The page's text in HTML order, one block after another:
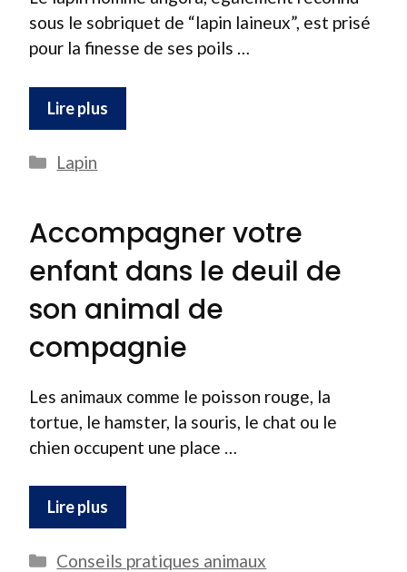
sous le sobriquet de “lapin laineux”, est prisé
pour la finesse de ses poils …
Lire plus
Catégories
Lapin
Accompagner votre
enfant dans le deuil de
son animal de
compagnie
Les animaux comme le poisson rouge, la
tortue, le hamster, la souris, le chat ou le
chien occupent une place …
Lire plus
Catégories
Conseils pratiques animaux